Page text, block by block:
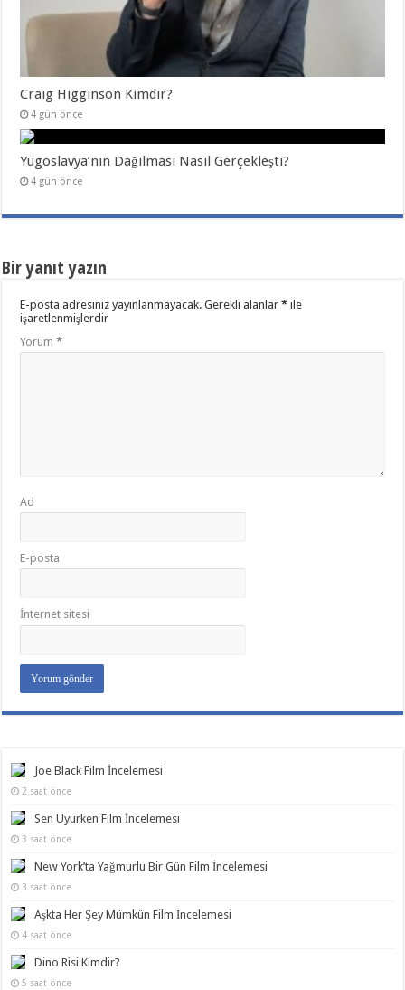
Craig Higginson Kimdir?
4 gün önce
Yugoslavya’nın Dağılması Nasıl Gerçekleşti?
4 gün önce
Bir yanıt yazın
E-posta adresiniz yayınlanmayacak. Gerekli alanlar* ile
işaretlenmişlerdir
Yorum*
Ad
E-posta
İnternet sitesi
Joe Black Film İncelemesi
2 saat önce
Sen Uyurken Film İncelemesi
3 saat önce
New York’ta Yağmurlu Bir Gün Film İncelemesi
3 saat önce
Aşkta Her Şey Mümkün Film İncelemesi
4 saat önce
Dino Risi Kimdir?
5 saat önce